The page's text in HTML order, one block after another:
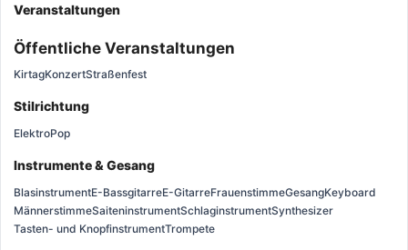
Veranstaltungen
Öffentliche Veranstaltungen
KirtagKonzertStraßenfest
Stilrichtung
ElektroPop
Instrumente & Gesang
BlasinstrumentE-BassgitarreE-GitarreFrauenstimmeGesangKeyboard
MännerstimmeSaiteninstrumentSchlaginstrumentSynthesizer
Tasten- und KnopfinstrumentTrompete